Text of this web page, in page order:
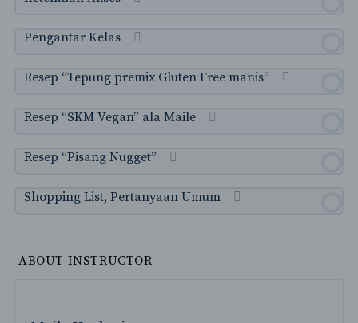
Pengantar Kelas
Resep “Tepung premix Gluten Free manis”
Resep “SKM Vegan” ala Maile
Resep “Pisang Nugget”
Shopping List, Pertanyaan Umum
ABOUT INSTRUCTOR